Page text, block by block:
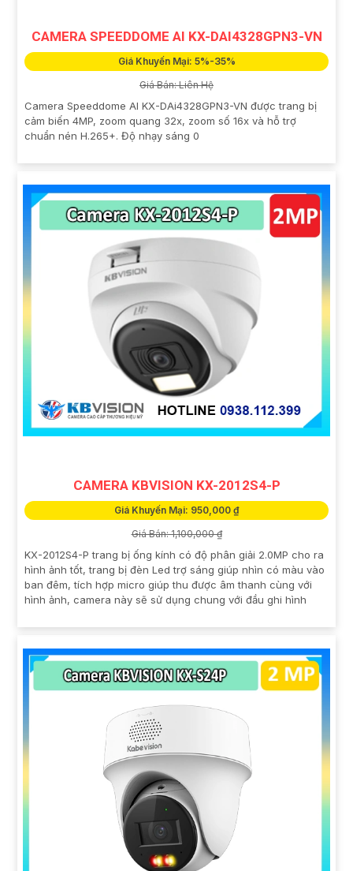
CAMERA SPEEDDOME AI KX-DAI4328GPN3-VN
Giá Khuyến Mại: 5%-35%
Giá Bán: Liên Hệ
Camera Speeddome AI KX-DAi4328GPN3-VN được trang bị
cảm biến 4MP, zoom quang 32x, zoom số 16x và hỗ trợ
chuẩn nén H.265+. Độ nhạy sáng 0
CAMERA KBVISION KX-2012S4-P
Giá Khuyến Mại: 950,000 ₫
Giá Bán: 1,100,000 ₫
KX-2012S4-P trang bị ống kính có độ phân giải 2.0MP cho ra
hình ảnh tốt, trang bị đèn Led trợ sáng giúp nhìn có màu vào
ban đêm, tích hợp micro giúp thu được âm thanh cùng với
hình ảnh, camera này sẽ sử dụng chung với đầu ghi hình